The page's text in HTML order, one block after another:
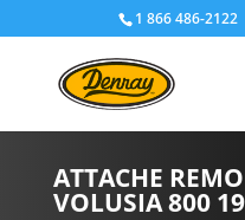
1 866 486-2122
ATTACHE
VOLUSIA 800